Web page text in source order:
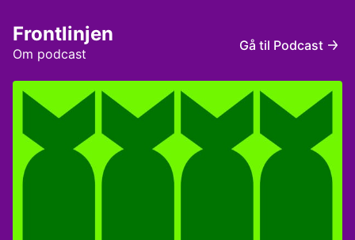
Rusland og forsvare Europa. Det taler vi om i dagens
program, hvor Peter er med på en forbindelse fra
postdoc ved DIIS Peter Ernstved Rasmussen,
chefredaktør på OLFI Gæst: Matias Seidelin, forsvars-
og sikkerhedspolitisk seniorkorrespondent på OLFI
Om podcast
Frontlinjen Gå til Podcast